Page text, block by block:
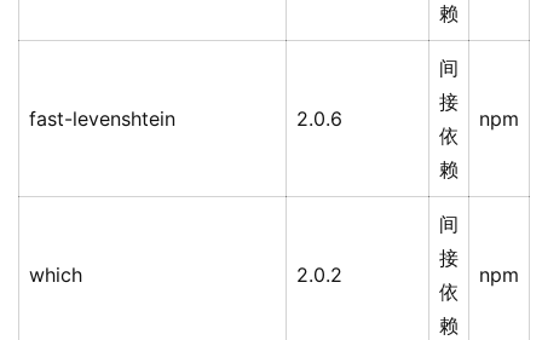
赖
fast-levenshtein 2.0.6
间
接
依
赖
npm
which 2.0.2
间
接
依
赖
npm